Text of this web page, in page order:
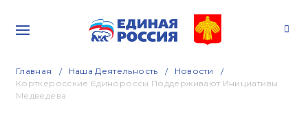
Главная Наша Деятельность
Новости
Корткеросские Единороссы Поддерживают Инициативы
Медведева